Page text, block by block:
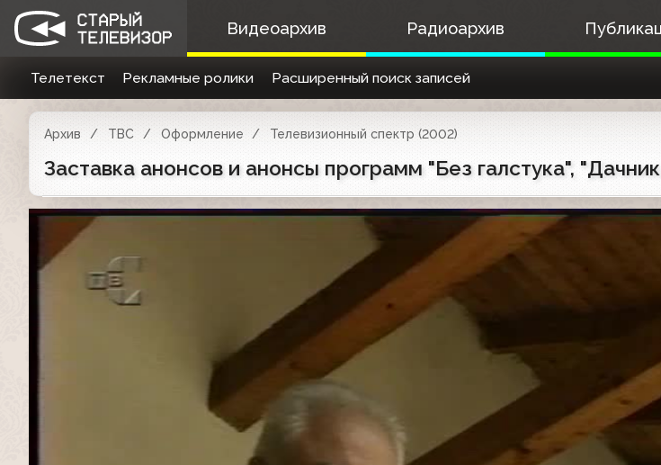
Видеоархив Радиоархив
Телетекст Рекламные ролики Расширенный поиск записей
Архив ТВС Оформление Телевизионный спектр (2002)
Заставка анонсов и анонсы программ "Без галстука",